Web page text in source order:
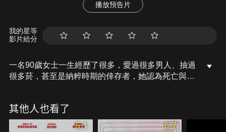
播放預告片
我的星等
影片給分
一名90歲女士一生經歷了很多，愛過很多男人、抽過
很多菸，甚至是納粹時期的倖存者，她認為死亡與愛
進入了孫女的瘋狂朋友圈，生活逐漸充滿樂趣，祖孫
的羈絆如此深厚，如今的她又會如何看待死亡？
其他人也看了
5.1 6.7